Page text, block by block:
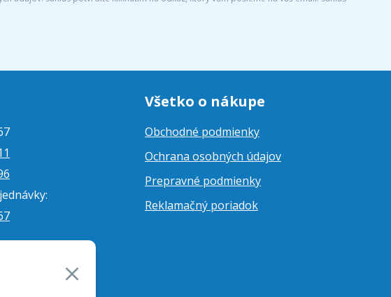
567
Všetko o nákupe
Obchodné podmienky
Ochrana osobných údajov
Prepravné podmienky
Reklamačný poriadok